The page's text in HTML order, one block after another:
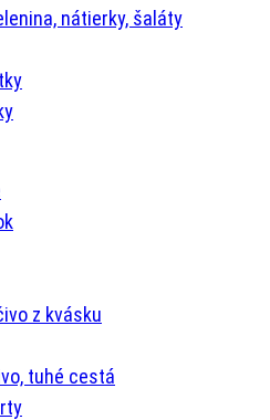
nátierky, šaláty
z kvásku
tuhé cestá